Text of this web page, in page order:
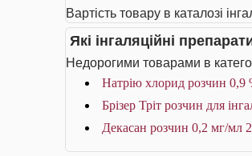
Вартість товару в каталозі
Які інгаляційні
Недорогими товарами в
Натрію хлорид розчин 0,9
Брізер Тріт розчин для
Декасан розчин 0,2 мг/мл